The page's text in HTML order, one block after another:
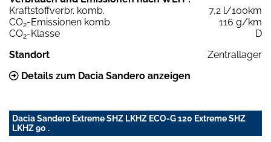
Kraftstoffverbr. komb.
7,2 l/100km
CO2-Emissionen komb.
116 g/km
CO2-Klasse
D
Standort
Zentrallager
Details zum Dacia Sandero anzeigen
Dacia Sandero Extreme SHZ LKHZ ECO-G 120 Extreme SHZ
LKHZ 90 .